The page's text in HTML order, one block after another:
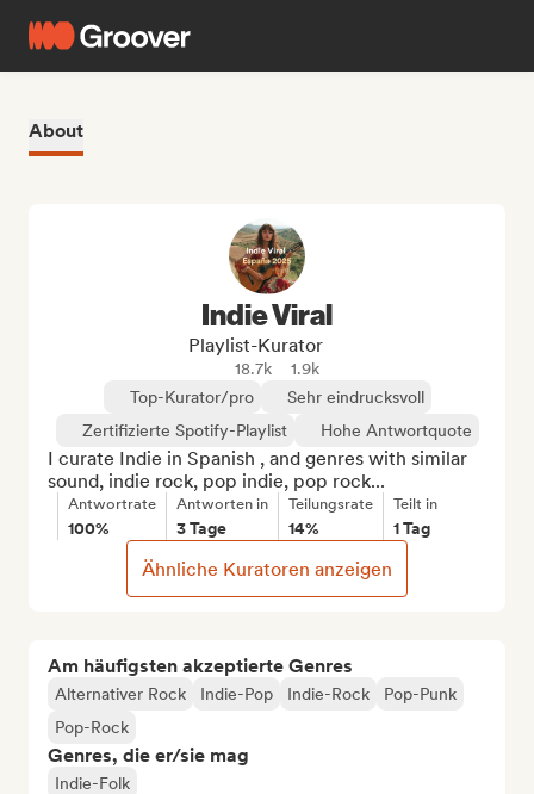
About
Am häufigsten akzeptierte Genres
Alternativer Rock Indie-Pop Indie-Rock
Pop-Punk
Pop-Rock
Genres, die er/sie mag
Indie-Folk
Indie Viral
Playlist-Kurator
18.7k
1.9k
Top-Kurator/pro
Sehr eindrucksvoll
Zertifizierte Spotify-Playlist
Hohe Antwortquote
I curate Indie in Spanish , and genres with similar
sound, indie rock, pop indie, pop rock...
Antwortrate
100%
Antworten in
3 Tage
Teilungsrate
14%
Teilt in
1 Tag
Ähnliche Kuratoren anzeigen